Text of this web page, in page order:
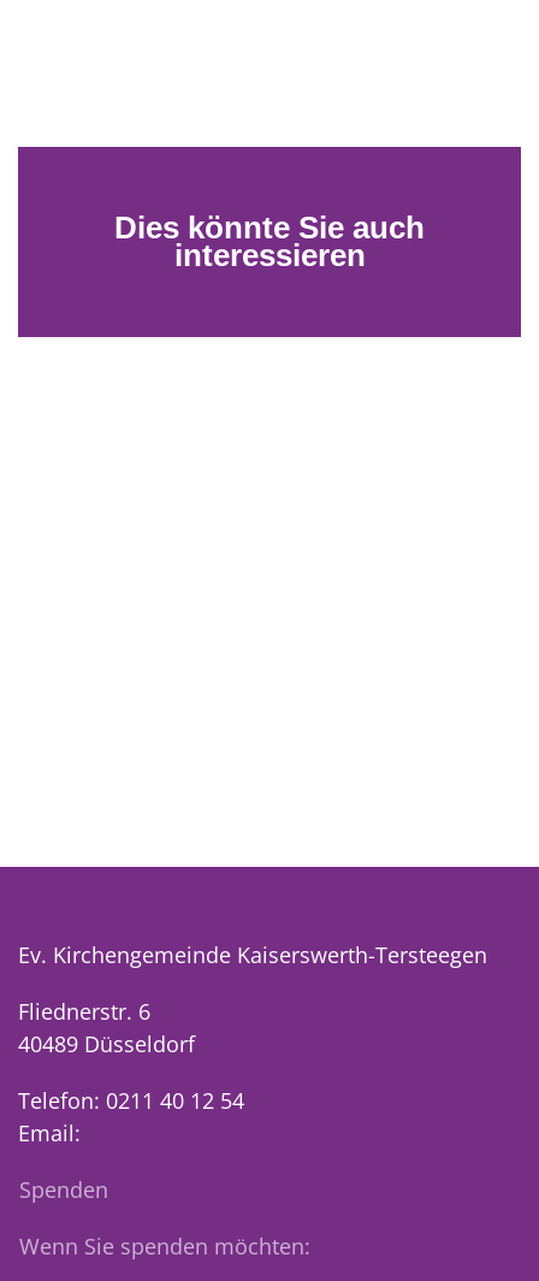
Dies könnte Sie auch
interessieren
Ev. Kirchengemeinde Kaiserswerth-Tersteegen
Fliednerstr. 6
40489 Düsseldorf
Telefon: 0211 40 12 54
Email:
Spenden
Wenn Sie spenden möchten: